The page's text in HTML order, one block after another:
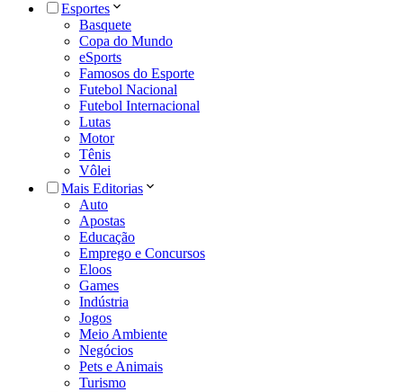
Esportes
Basquete
Copa do Mundo
eSports
Famosos do Esporte
Futebol Nacional
Futebol Internacional
Lutas
Motor
Tênis
Vôlei
Mais Editorias
Auto
Apostas
Educação
Emprego e Concursos
Eloos
Games
Indústria
Jogos
Meio Ambiente
Negócios
Pets e Animais
Turismo